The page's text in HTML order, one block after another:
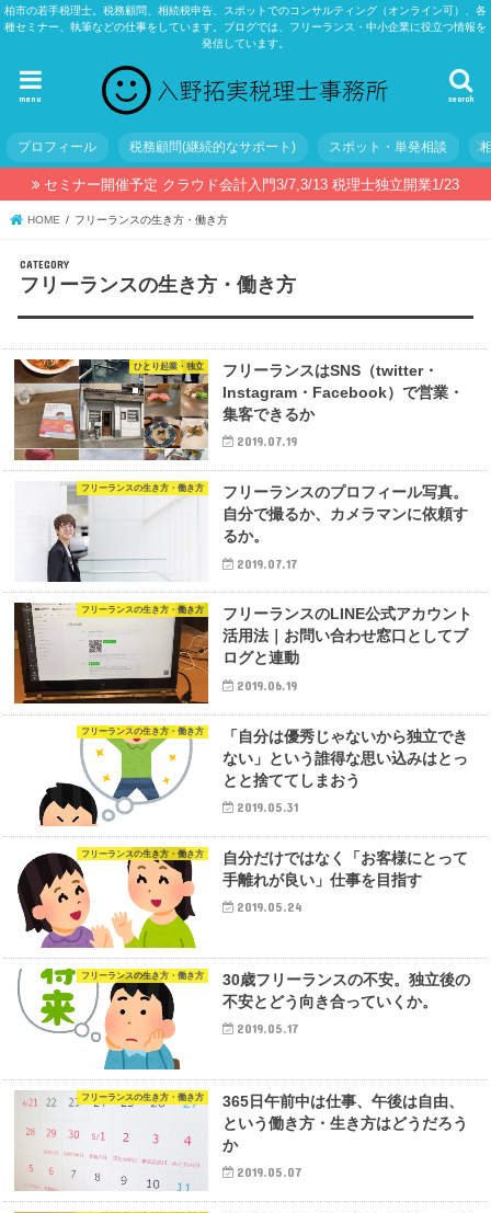
柏市の若手税理士。税務顧問、相続税申告、スポットでのコンサルティング（オンライン可）、各
種セミナー、執筆などの仕事をしています。ブログでは、フリーランス・中小企業に役立つ情報を
発信しています。
search
menu
プロフィール 税務顧問(継続的なサポート) スポット・単発相談
セミナー開催予定 クラウド会計入門3/7,3/13 税理士独立開業1/23
HOME フリーランスの生き方・働き方
フリーランスの生き方・働き方
ひとり起業・独立
フリーランスはSNS（twitter・
Instagram・Facebook）で営業・
集客できるか
2019.07.19
フリーランスの生き方・働き方
フリーランスのプロフィール写真。
自分で撮るか、カメラマンに依頼す
るか。
2019.07.17
フリーランスの生き方・働き方
フリーランスのLINE公式アカウント
活用法｜お問い合わせ窓口としてブ
ログと連動
2019.06.19
フリーランスの生き方・働き方
「自分は優秀じゃないから独立でき
ない」という誰得な思い込みはとっ
とと捨ててしまおう
2019.05.31
フリーランスの生き方・働き方
自分だけではなく「お客様にとって
手離れが良い」仕事を目指す
2019.05.24
フリーランスの生き方・働き方
30歳フリーランスの不安。独立後の
不安とどう向き合っていくか。
2019.05.17
フリーランスの生き方・働き方
365日午前中は仕事、午後は自由、
という働き方・生き方はどうだろう
か
2019.05.07